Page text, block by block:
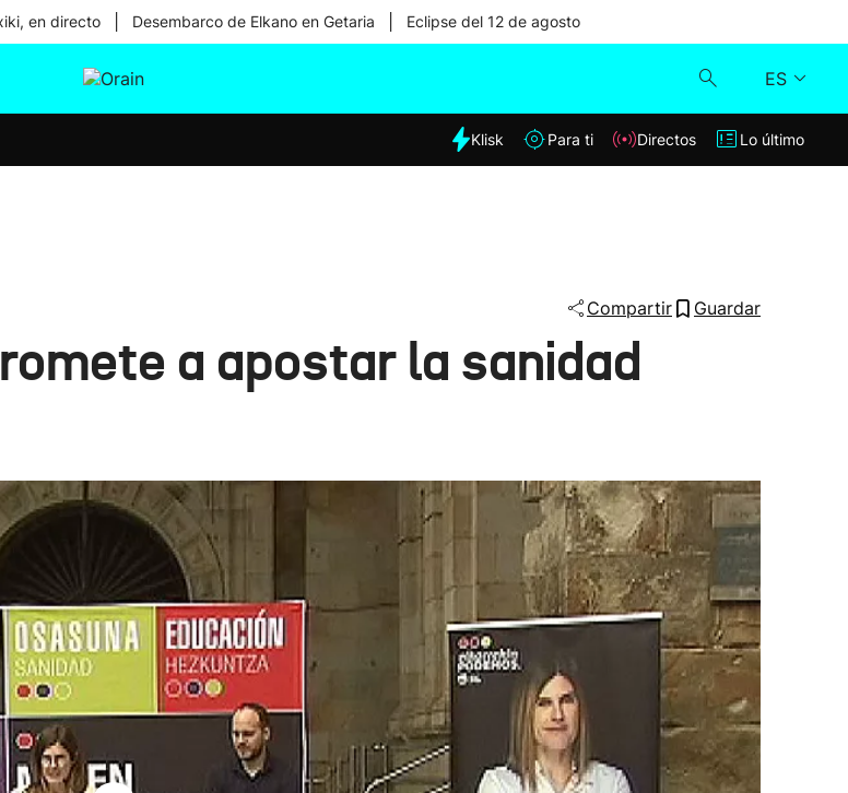
en directo Desembarco de Elkano en Getaria Eclipse del 12 de agosto
ES
Klisk
Klisk Para ti Directos Lo último
Compartir Guardar
a apostar la sanidad